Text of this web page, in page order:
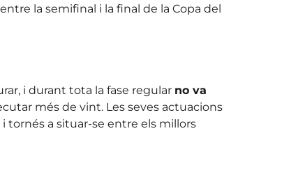
entre la semifinal i la final de la Copa del
i durant tota la fase regular no va
més de vint. Les seves actuacions
i tornés a situar-se entre els millors